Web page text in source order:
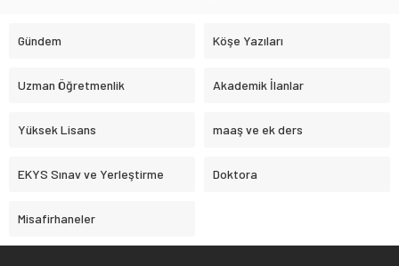
Gündem Köşe Yazıları
Uzman Öğretmenlik Akademik İlanlar
Yüksek Lisans maaş ve ek ders
EKYS Sınav ve Yerleştirme Doktora
Misafirhaneler